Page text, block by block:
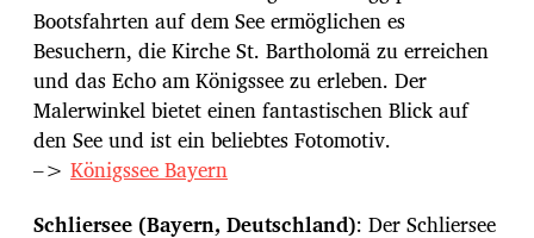
Bootsfahrten auf dem See ermöglichen es
Besuchern, die Kirche St. Bartholomä zu erreichen
und das Echo am Königssee zu erleben. Der
Malerwinkel bietet einen fantastischen Blick auf
den See und ist ein beliebtes Fotomotiv.
–> Königssee Bayern
Schliersee (Bayern, Deutschland): Der Schliersee